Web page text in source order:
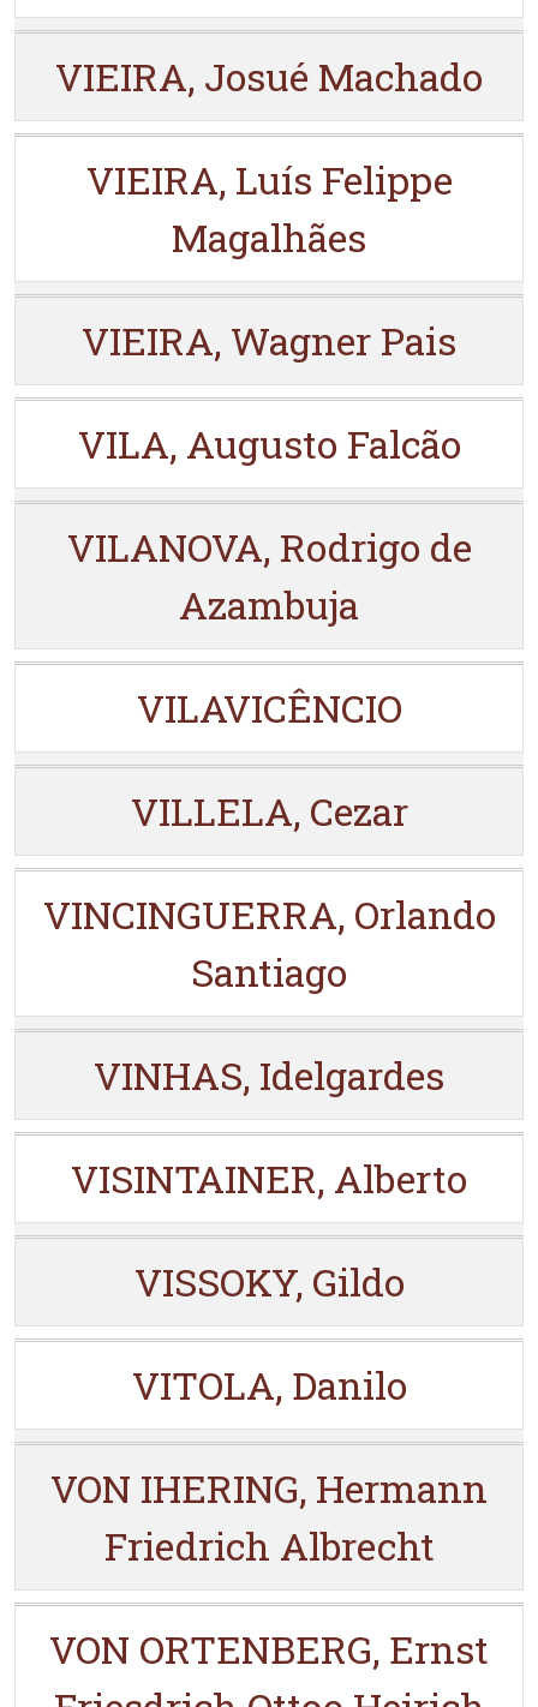
VIEIRA, Josué Machado
VIEIRA, Luís Felippe
Magalhães
VIEIRA, Wagner Pais
VILA, Augusto Falcão
VILANOVA, Rodrigo de
Azambuja
VILAVICÊNCIO
VILLELA, Cezar
VINCINGUERRA, Orlando
Santiago
VINHAS, Idelgardes
VISINTAINER, Alberto
VISSOKY, Gildo
VITOLA, Danilo
VON IHERING, Hermann
Friedrich Albrecht
VON ORTENBERG, Ernst